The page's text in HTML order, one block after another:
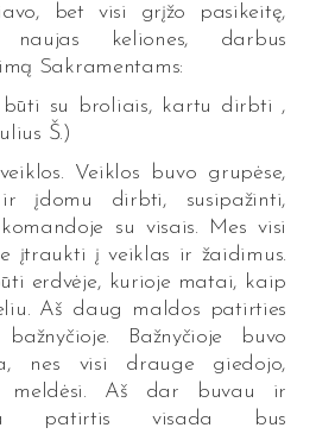
bet visi grįžo pasikeitę,
keliones, darbus
Sakramentams:
būti su broliais, kartu dirbti ,
Š.)
Veiklos buvo grupėse,
įdomu dirbti, susipažinti,
su visais. Mes visi
įtraukti į veiklas ir žaidimus.
erdvėje, kurioje matai, kaip
Aš daug maldos patirties
Bažnyčioje buvo
nes visi drauge giedojo,
meldėsi. Aš dar buvau ir
patirtis visada bus